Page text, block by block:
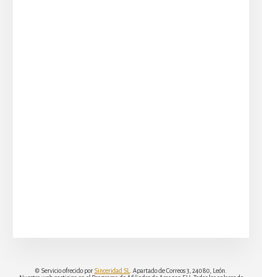
© Servicio ofrecido por Sinceridad SL
. Apartado de Correos 3, 24080, León.